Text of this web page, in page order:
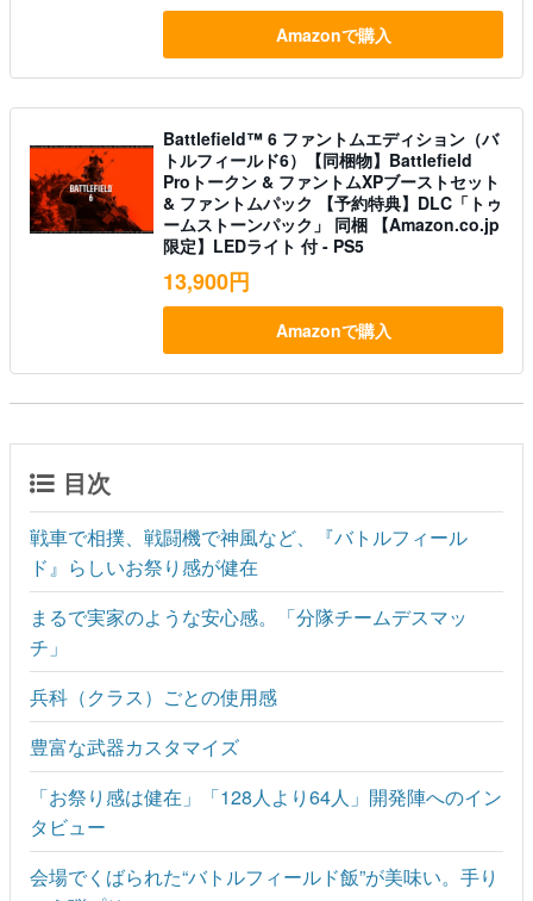
Amazonで購入
Battlefield™ 6 ファントムエディション（バ
トルフィールド6）【同梱物】Battlefield
Proトークン & ファントムXPブーストセット
& ファントムパック 【予約特典】DLC「トゥ
ームストーンパック」 同梱 【Amazon.co.jp
限定】LEDライト 付 - PS5
13,900円
Amazonで購入
目次
戦車で相撲、戦闘機で神風など、『バトルフィール
ド』らしいお祭り感が健在
まるで実家のような安心感。「分隊チームデスマッ
チ」
兵科（クラス）ごとの使用感
豊富な武器カスタマイズ
「お祭り感は健在」「128人より64人」開発陣へのイン
タビュー
会場でくばられた“バトルフィールド飯”が美味い。手り